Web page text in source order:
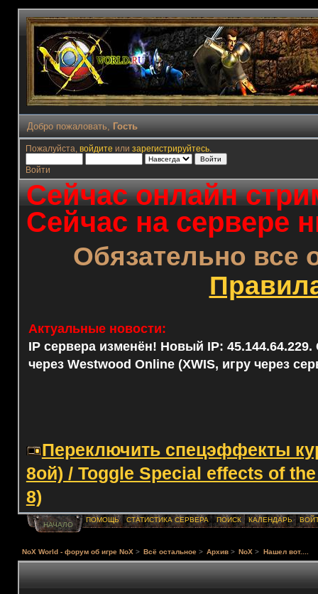
Добро пожаловать, Гость
Пожалуйста, войдите или зарегистрируйтесь.
Войти
Сейчас онлайн
Сейчас на сервере
Обязательно все
Актуальные новости:
IP сервера изменён! Новый IP: 45.144.64.229.
через Westwood Online (XWIS, игру через
Переключить спецэффекты
8ой) / Toggle Special effects of
8)
НАЧАЛО
ПОМОЩЬ СТАТИСТИКА СЕРВЕРА ПОИСК КАЛЕНДАРЬ
NoX World - форум об игре NoX > Всё остальное > Архив > NoX > Нашел вот....